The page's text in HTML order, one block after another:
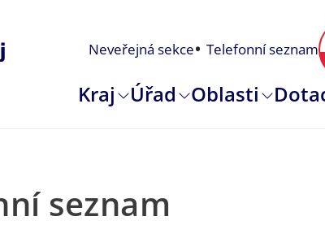
Neveřejná sekce Telefonní seznam
Kraj Úřad Oblasti
seznam